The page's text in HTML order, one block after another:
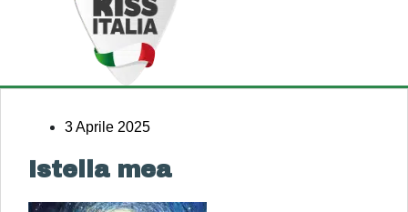
3 Aprile 2025
Istella mea